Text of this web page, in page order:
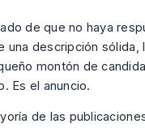
de que no haya
una descripción
montón de
Es el anuncio.
de las